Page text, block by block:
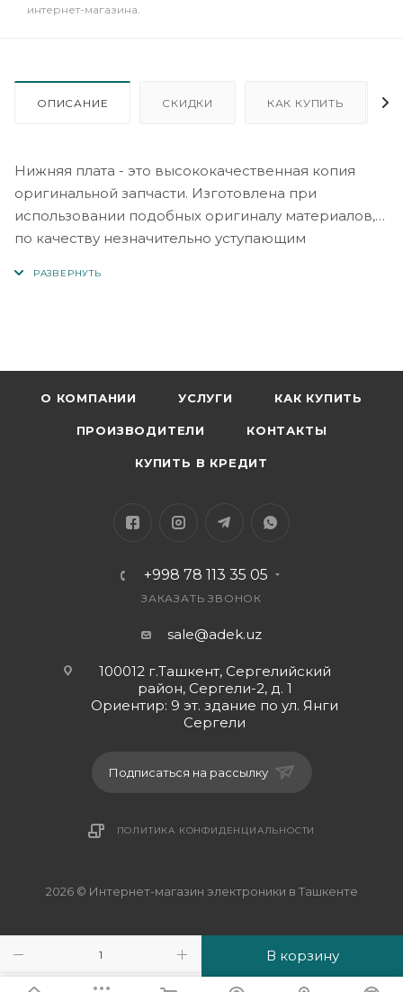
В корзину
интернет-магазина.
ОПИСАНИЕ СКИДКИ КАК КУПИТЬ
Нижняя плата - это высококачественная копия
оригинальной запчасти. Изготовлена при
использовании подобных оригиналу материалов,
по качеству незначительно уступающим
замене. Перепаивание этих компонентов по
отдельности является непростым и не дешевым
является замена шлейфа с разъемом зарядки и
компонентами. В разы дешевле поменять целиком
рассматривать деталь при выдаче компанией
диагностику детали перед установкой! В ходе
установки полученных запчастей - защитную
проверки телефона во всех возможных режимах.
О КОМПАНИИ УСЛУГИ КАК КУПИТЬ
ПРОИЗВОДИТЕЛИ КОНТАКТЫ
КУПИТЬ В КРЕДИТ
+998 78 113 35 05
ЗАКАЗАТЬ ЗВОНОК
sale@adek.uz
100012 г.Ташкент, Сергелийский
район, Сергели-2, д. 1
Ориентир: 9 эт. здание по ул. Янги
Сергели
Подписаться на рассылку
ПОЛИТИКА КОНФИДЕНЦИАЛЬНОСТИ
2026 © Интернет-магазин электроники в Ташкенте